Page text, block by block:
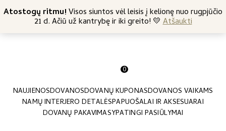
Atostogų ritmu!Visos siuntos vėl leisis į kelionę nuo rugpjūčio
21 d. Ačiū už kantrybę ir iki greito! 💛Atšaukti
Nemokamas siuntimas nuo 45 Eur +370 682 57369
0
NAUJIENOSDOVANOSDOVANŲ KUPONASDOVANOS VAIKAMS
NAMŲ INTERJERO DETALĖSPAPUOŠALAI IR AKSESUARAI
DOVANŲ PAKAVIMASYPATINGI PASIŪLYMAI